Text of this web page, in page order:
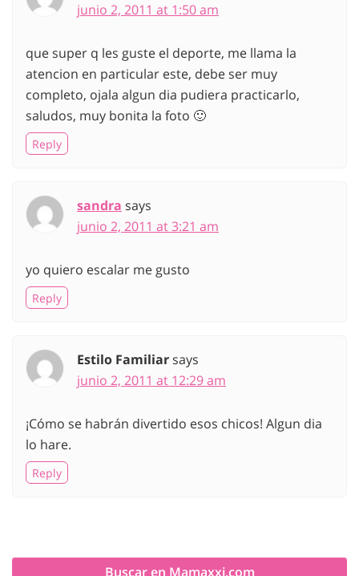
junio 2, 2011 at 1:50 am
que super q les guste el deporte, me llama la
atencion en particular este, debe ser muy
completo, ojala algun dia pudiera practicarlo,
saludos, muy bonita la foto 🙂
Reply
sandra says
junio 2, 2011 at 3:21 am
yo quiero escalar me gusto
Reply
Estilo Familiarsays
junio 2, 2011 at 12:29 am
¡Cómo se habrán divertido esos chicos! Algun dia
lo hare.
Reply
Buscar en Mamaxxi.com